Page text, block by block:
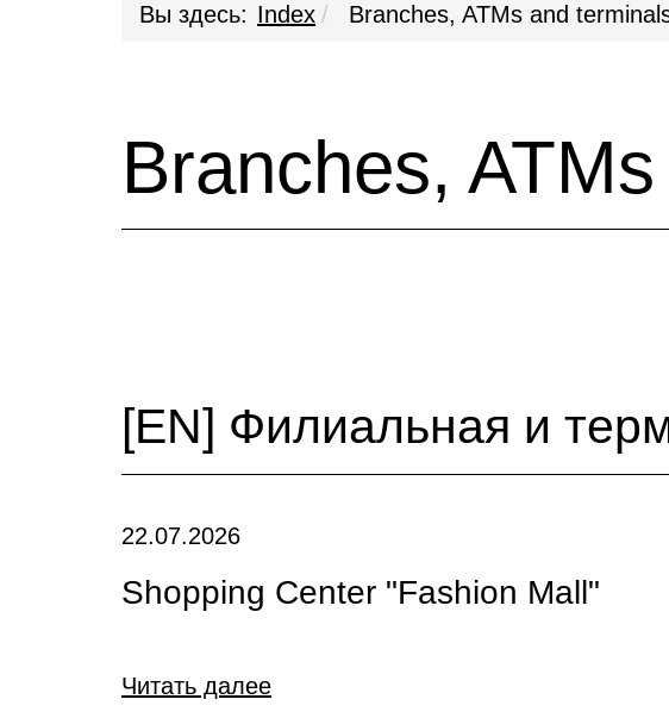
Вы здесь: Index Branches, ATMs and
Branches,
[EN] Филиальная и
22.07.2026
Shopping Center "Fashion Mall"
Читать далее